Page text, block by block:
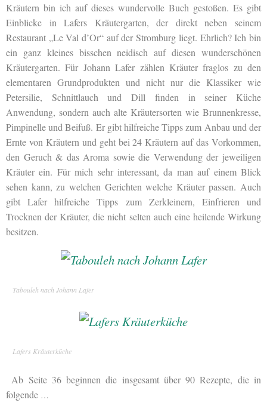
Kräutern bin ich auf dieses wundervolle Buch gestoßen. Es gibt
Einblicke in Lafers Kräutergarten, der direkt neben seinem
Restaurant „Le Val d’Or“ auf der Stromburg liegt. Ehrlich? Ich bin
ein ganz kleines bisschen neidisch auf diesen wunderschönen
Kräutergarten. Für Johann Lafer zählen Kräuter fraglos zu den
elementaren Grundprodukten und nicht nur die Klassiker wie
Petersilie, Schnittlauch und Dill finden in seiner Küche
Anwendung, sondern auch alte Kräutersorten wie Brunnenkresse,
Pimpinelle und Beifuß. Er gibt hilfreiche Tipps zum Anbau und der
Ernte von Kräutern und geht bei 24 Kräutern auf das Vorkommen,
den Geruch & das Aroma sowie die Verwendung der jeweiligen
Kräuter ein. Für mich sehr interessant, da man auf einem Blick
sehen kann, zu welchen Gerichten welche Kräuter passen. Auch
gibt Lafer hilfreiche Tipps zum Zerkleinern, Einfrieren und
Trocknen der Kräuter, die nicht selten auch eine heilende Wirkung
besitzen.
Tabouleh nach Johann Lafer
Lafers Kräuterküche
Ab Seite 36 beginnen die insgesamt über 90 Rezepte, die in
folgende …